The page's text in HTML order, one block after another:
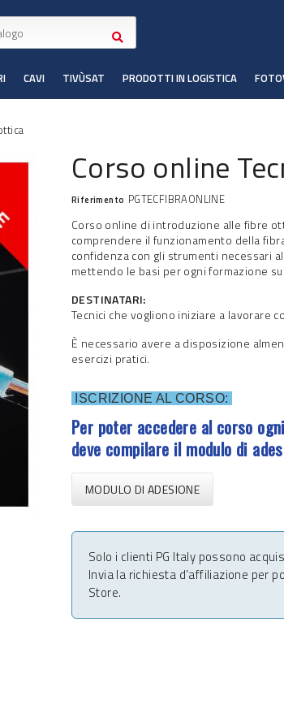
CAVI TIVÙSAT PRODOTTI IN LOGISTICA
Corso online
Riferimento PGTECFIBRAONLINE
Corso online di introduzione alle fibre
comprendere il funzionamento della
confidenza con gli strumenti necessari
mettendo le basi per ogni formazione
DESTINATARI:
Tecnici che vogliono iniziare a lavorare
È necessario avere a disposizione
esercizi pratici.
ISCRIZIONE AL CORSO:
Per poter accedere al corso
deve compilare il modulo di
MODULO DI ADESIONE
Solo i clienti PG Italy possono
Invia la richiesta d’affiliazione per
Store.